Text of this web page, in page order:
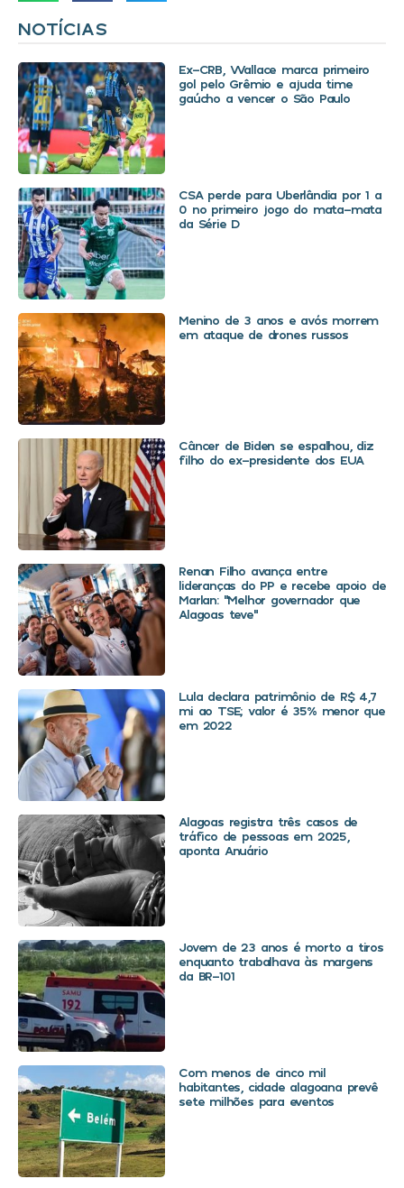
NOTÍCIAS
Ex-CRB, Wallace marca primeiro
gol pelo Grêmio e ajuda time
gaúcho a vencer o São Paulo
CSA perde para Uberlândia por 1 a
0 no primeiro jogo do mata-mata
da Série D
Menino de 3 anos e avós morrem
em ataque de drones russos
Câncer de Biden se espalhou, diz
filho do ex-presidente dos EUA
Renan Filho avança entre
lideranças do PP e recebe apoio de
Marlan: “Melhor governador que
Alagoas teve”
Lula declara patrimônio de R$ 4,7
mi ao TSE; valor é 35% menor que
em 2022
Alagoas registra três casos de
tráfico de pessoas em 2025,
aponta Anuário
Jovem de 23 anos é morto a tiros
enquanto trabalhava às margens
da BR-101
Com menos de cinco mil
habitantes, cidade alagoana prevê
sete milhões para eventos